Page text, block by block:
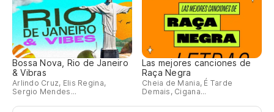
Bossa Nova, Rio de Janeiro
& Vibras
Arlindo Cruz, Elis Regina,
Sergio Mendes...
Las mejores canciones de
Raça Negra
Cheia de Mania, É Tarde
Demais, Cigana...